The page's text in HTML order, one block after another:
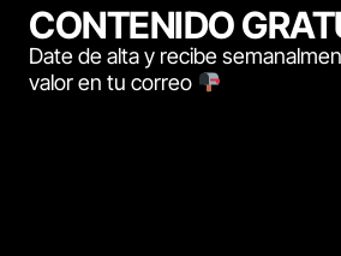
CONTENIDO
Date de alta y recibe
valor en tu correo